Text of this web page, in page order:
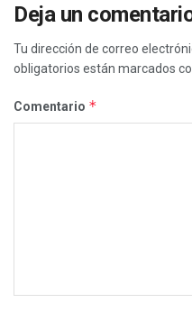
Deja un
Tu dirección de correo
obligatorios están marcados
Comentario *